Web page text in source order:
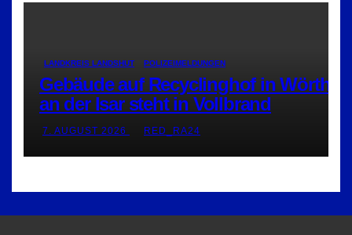
LANDKREIS LANDSHUT POLIZEIMELDUNGEN
Gebäude auf Recyclinghof in Wörth
an der Isar steht in Vollbrand
7. AUGUST 2026 RED_RA24